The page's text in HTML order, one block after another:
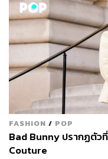
FASHION / POP
Bad Bunny ปรากฏตัว
Couture